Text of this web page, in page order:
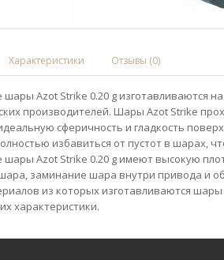
Характеристики Отзывы (0)
Azot Strike 0.20 g изготавливаются
производителей. Шары Azot Strike
сферичность и гладкость
избавиться от пустот в шарах,
Azot Strike 0.20 g имеют высокую
заминание шара внутри привода и
из которых изготавливаются
характеристики.